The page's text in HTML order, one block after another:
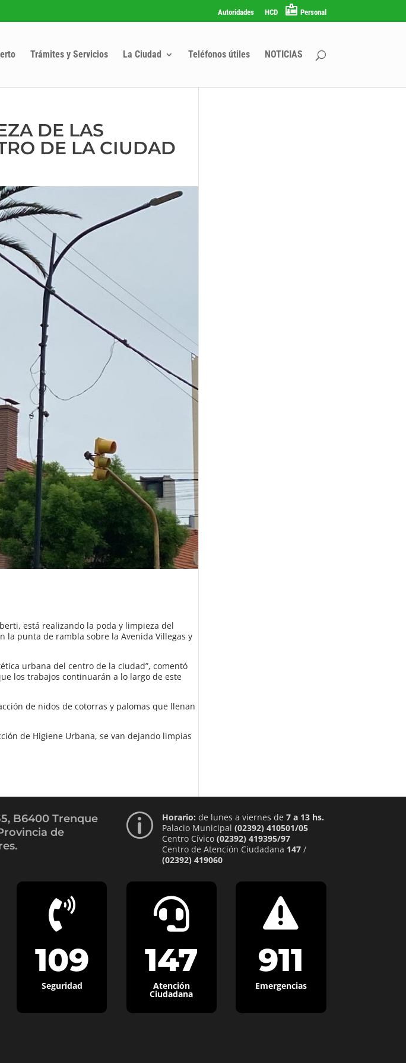
Autoridades HCD Personal
Trámites y Servicios La Ciudad Teléfonos útiles NOTICIAS
DE LAS
DE LA CIUDAD
está realizando la poda y limpieza del
la punta de rambla sobre la Avenida Villegas y
urbana del centro de la ciudad”, comentó
los trabajos continuarán a lo largo de este
de nidos de cotorras y palomas que llenan
de Higiene Urbana, se van dejando limpias
B6400 Trenque
de
p Horario: de lunes a viernes de 7 a 13 hs.
Palacio Municipal (02392) 410501/05
Centro Cívico (02392) 419395/97
Centro de Atención Ciudadana 147/
(02392) 419060

109
Seguridad

147
Atención
Ciudadana

911
Emergencias